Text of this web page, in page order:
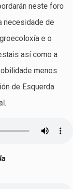
neste foro
necesidade de
e o
así como a
menos
de Esquerda